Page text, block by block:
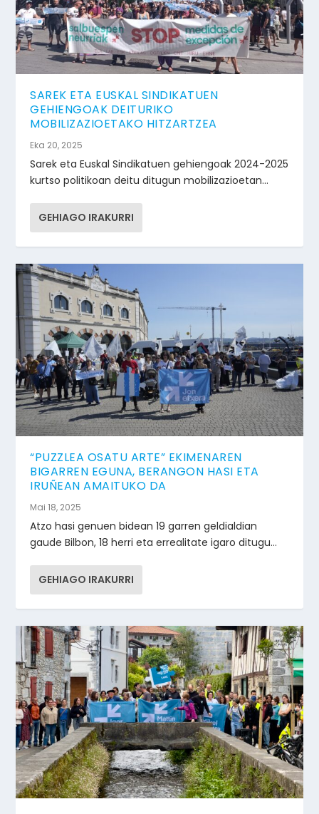
SAREK ETA EUSKAL SINDIKATUEN
GEHIENGOAK DEITURIKO
MOBILIZAZIOETAKO HITZARTZEA
Eka 20, 2025
Sarek eta Euskal Sindikatuen gehiengoak 2024-2025
kurtso politikoan deitu ditugun mobilizazioetan...
GEHIAGO IRAKURRI
“PUZZLEA OSATU ARTE” EKIMENAREN
BIGARREN EGUNA, BERANGON HASI ETA
IRUÑEAN AMAITUKO DA
Mai 18, 2025
Atzo hasi genuen bidean 19 garren geldialdian
gaude Bilbon, 18 herri eta errealitate igaro ditugu...
GEHIAGO IRAKURRI